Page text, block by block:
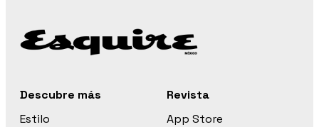
Descubre más
Estilo
Revista
App Store